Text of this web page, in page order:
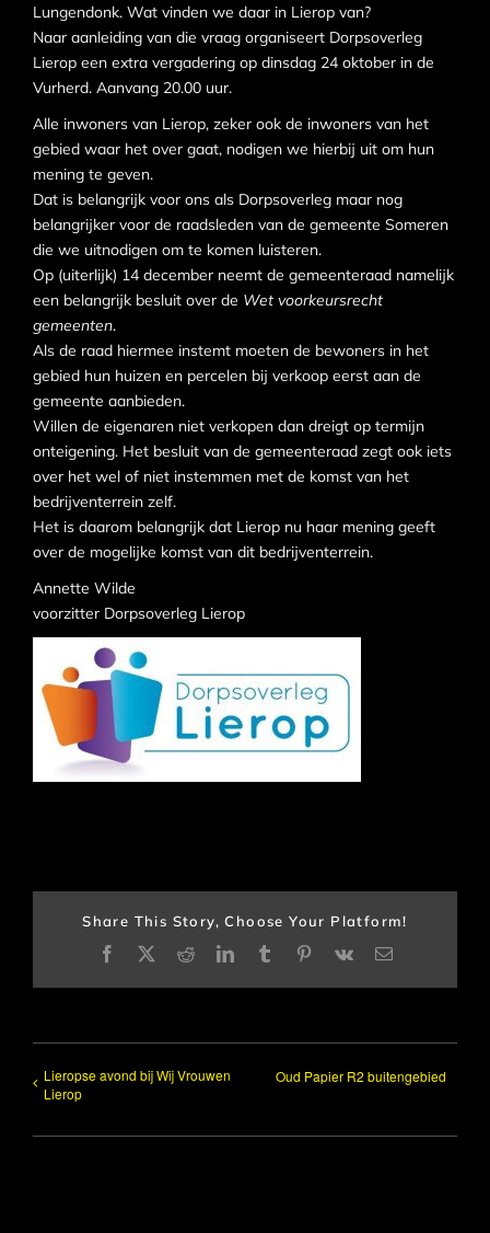
Lungendonk. Wat vinden we daar in Lierop van?
Naar aanleiding van die vraag organiseert Dorpsoverleg
Lierop een extra vergadering op dinsdag 24 oktober in de
Vurherd. Aanvang 20.00 uur.
Alle inwoners van Lierop, zeker ook de inwoners van het
gebied waar het over gaat, nodigen we hierbij uit om hun
mening te geven.
Dat is belangrijk voor ons als Dorpsoverleg maar nog
belangrijker voor de raadsleden van de gemeente Someren
die we uitnodigen om te komen luisteren.
Op (uiterlijk) 14 december neemt de gemeenteraad namelijk
een belangrijk besluit over de Wet voorkeursrecht
gemeenten.
Als de raad hiermee instemt moeten de bewoners in het
gebied hun huizen en percelen bij verkoop eerst aan de
gemeente aanbieden.
Willen de eigenaren niet verkopen dan dreigt op termijn
onteigening. Het besluit van de gemeenteraad zegt ook iets
over het wel of niet instemmen met de komst van het
bedrijventerrein zelf.
Het is daarom belangrijk dat Lierop nu haar mening geeft
over de mogelijke komst van dit bedrijventerrein.
Annette Wilde
voorzitter Dorpsoverleg Lierop
Share This Story, Choose Your Platform!
Facebook
X RedditLinkedInTumblrPinterest
Vk
E-
Lieropse avond bij Wij Vrouwen
Lierop
Oud Papier R2 buitengebied